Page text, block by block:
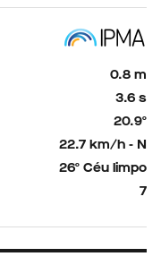
0.8 m
3.6 s
20.9º
22.7 km/h - N
26º Céu limpo
7